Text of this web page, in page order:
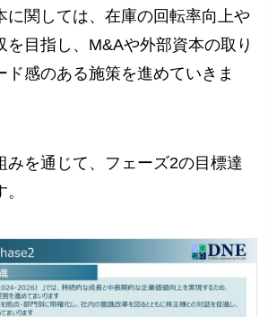
に関しては、在庫の回転率向上や
を目指し、M&Aや外部資本の取り
ド感のある施策を進めていきま
みを通じて、フェーズ2の目標達